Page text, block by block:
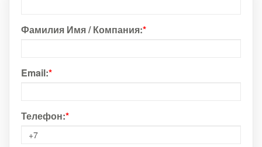
Фамилия Имя / Компания:*
Email:*
Телефон:*